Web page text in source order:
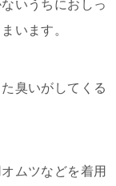
いうちにおしっ
います。
臭いがしてくる
ムツなどを着用